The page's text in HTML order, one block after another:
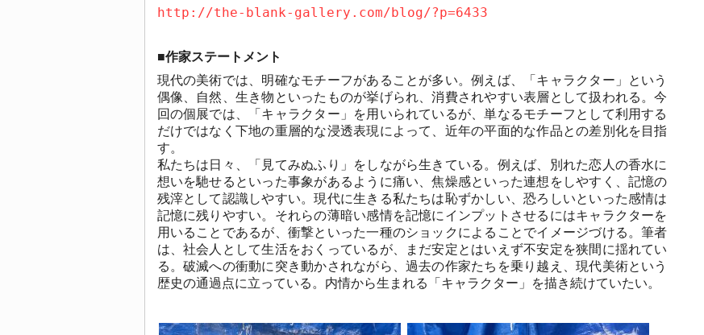
http://the-blank-gallery.com/blog/?p=6433
■作家ステートメント
現代の美術では、明確なモチーフがあることが多い。例えば、「キャラクター」という
偶像、自然、生き物といったものが挙げられ、消費されやすい表層として扱われる。今
回の個展では、「キャラクター」を用いられているが、単なるモチーフとして利用する
だけではなく下地の重層的な浸透表現によって、近年の平面的な作品との差別化を目指
す。
私たちは日々、「見てみぬふり」をしながら生きている。例えば、別れた恋人の香水に
想いを馳せるといった事象があるように痛い、焦燥感といった連想をしやすく、記憶の
残滓として認識しやすい。現代に生きる私たちは恥ずかしい、恐ろしいといった感情は
記憶に残りやすい。それらの薄暗い感情を記憶にインプットさせるにはキャラクターを
用いることであるが、衝撃といった一種のショックによることでイメージづける。筆者
は、社会人として生活をおくっているが、まだ安定とはいえず不安定を狭間に揺れてい
る。破滅への衝動に突き動かされながら、過去の作家たちを乗り越え、現代美術という
歴史の通過点に立っている。内情から生まれる「キャラクター」を描き続けていたい。